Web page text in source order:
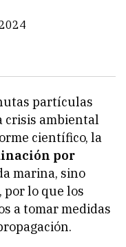
partículas
crisis ambiental
científico, la
por
marina, sino
por lo que los
a tomar medidas